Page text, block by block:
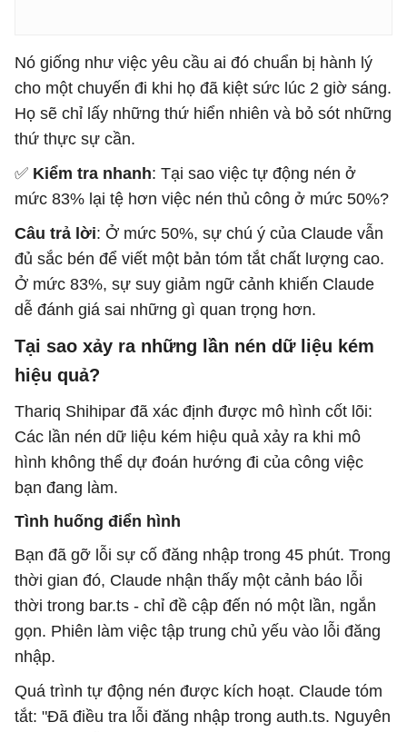
Nó giống như việc yêu cầu ai đó chuẩn bị hành lý
cho một chuyến đi khi họ đã kiệt sức lúc 2 giờ sáng.
Họ sẽ chỉ lấy những thứ hiển nhiên và bỏ sót những
thứ thực sự cần.
✅ Kiểm tra nhanh: Tại sao việc tự động nén ở
mức 83% lại tệ hơn việc nén thủ công ở mức 50%?
Câu trả lời: Ở mức 50%, sự chú ý của Claude vẫn
đủ sắc bén để viết một bản tóm tắt chất lượng cao.
Ở mức 83%, sự suy giảm ngữ cảnh khiến Claude
dễ đánh giá sai những gì quan trọng hơn.
Tại sao xảy ra những lần nén dữ liệu kém
hiệu quả?
Thariq Shihipar đã xác định được mô hình cốt lõi:
Các lần nén dữ liệu kém hiệu quả xảy ra khi mô
hình không thể dự đoán hướng đi của công việc
bạn đang làm.
Tình huống điển hình
Bạn đã gỡ lỗi sự cố đăng nhập trong 45 phút. Trong
thời gian đó, Claude nhận thấy một cảnh báo lỗi
thời trong bar.ts - chỉ đề cập đến nó một lần, ngắn
gọn. Phiên làm việc tập trung chủ yếu vào lỗi đăng
nhập.
Quá trình tự động nén được kích hoạt. Claude tóm
tắt: "Đã điều tra lỗi đăng nhập trong auth.ts. Nguyên